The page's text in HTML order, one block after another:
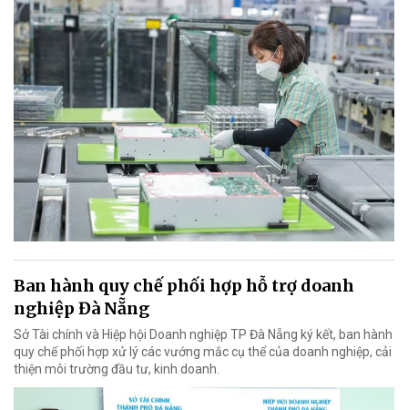
Ban hành quy chế phối hợp hỗ trợ doanh
nghiệp Đà Nẵng
Sở Tài chính và Hiệp hội Doanh nghiệp TP Đà Nẵng ký kết, ban hành
quy chế phối hợp xử lý các vướng mắc cụ thể của doanh nghiệp, cải
thiện môi trường đầu tư, kinh doanh.